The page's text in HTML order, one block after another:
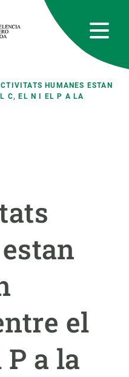
HUMANES ESTAN
C, EL N I EL P A LA
el
P a la